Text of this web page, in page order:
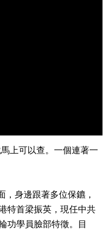
上可以查。一個連著一
身邊跟著多位保鑣，
特首梁振英，現任中共
功學員臉部特徵。目